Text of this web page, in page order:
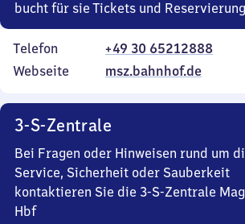
bucht für sie Tickets und
Telefon
+49 30 65212888
Webseite
msz.bahnhof.de
3-S-Zentrale
Bei Fragen oder Hinweisen rund um
Service, Sicherheit oder Sauberkeit
kontaktieren Sie die 3-S-Zentrale
Hbf